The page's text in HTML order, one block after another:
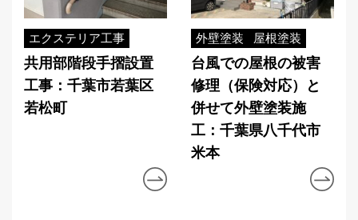
エクステリア工事
共用部階段手摺設置
工事：千葉市若葉区
若松町
外壁塗装 屋根塗装
台風での屋根の被害
修理（保険対応）と
併せて外壁塗装施
工：千葉県八千代市
米本